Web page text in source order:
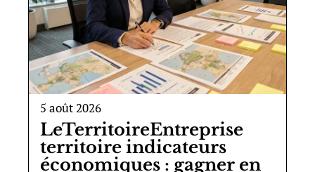
5 août 2026
LeTerritoireEntreprise
territoire indicateurs
économiques : gagner en